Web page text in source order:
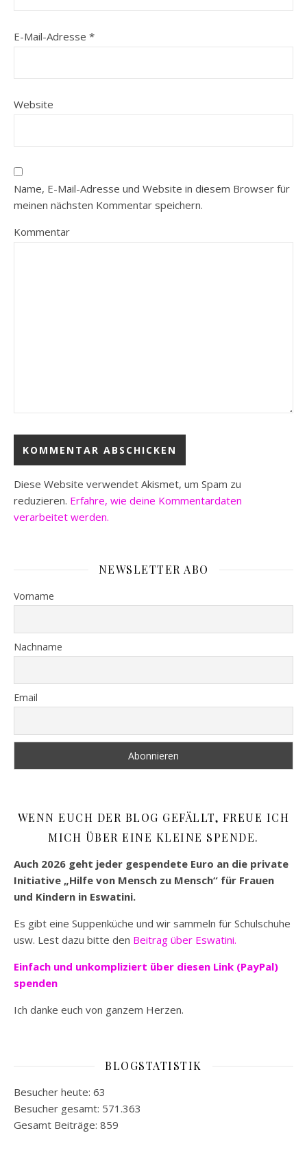
E-Mail-Adresse *
Website
Name, E-Mail-Adresse und Website in diesem Browser für
meinen nächsten Kommentar speichern.
Kommentar
Diese Website verwendet Akismet, um Spam zu
reduzieren. Erfahre, wie deine Kommentardaten
verarbeitet werden.
NEWSLETTER ABO
Vorname
Nachname
Email
WENN EUCH DER BLOG GEFÄLLT, FREUE ICH
MICH ÜBER EINE KLEINE SPENDE.
Auch 2026 geht jeder gespendete Euro an die private
Initiative „Hilfe von Mensch zu Mensch“ für Frauen
und Kindern in Eswatini.
Es gibt eine Suppenküche und wir sammeln für Schulschuhe
usw. Lest dazu bitte den Beitrag über Eswatini.
Einfach und unkompliziert über diesen Link (PayPal)
spenden
Ich danke euch von ganzem Herzen.
BLOGSTATISTIK
Besucher heute: 63
Besucher gesamt: 571.363
Gesamt Beiträge: 859